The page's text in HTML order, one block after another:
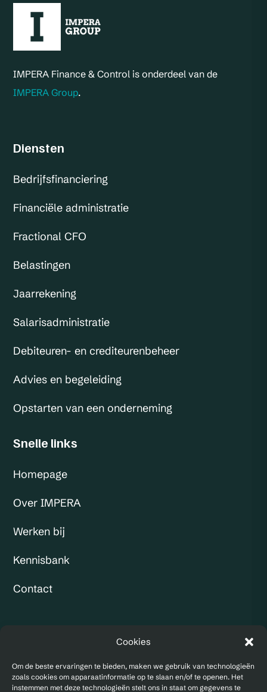
Cookies
Om de beste ervaringen te bieden, maken we gebruik van technologieën
zoals cookies om apparaatinformatie op te slaan en/of te openen. Het
instemmen met deze technologieën stelt ons in staat om gegevens te
IMPERA Finance & Control is onderdeel van de
IMPERA Group.
Diensten
Bedrijfsfinanciering
Financiële administratie
Fractional CFO
Belastingen
Jaarrekening
Salarisadministratie
Debiteuren- en crediteurenbeheer
Advies en begeleiding
Opstarten van een onderneming
Snelle links
Homepage
Over IMPERA
Werken bij
Kennisbank
Contact
NL867940220B01